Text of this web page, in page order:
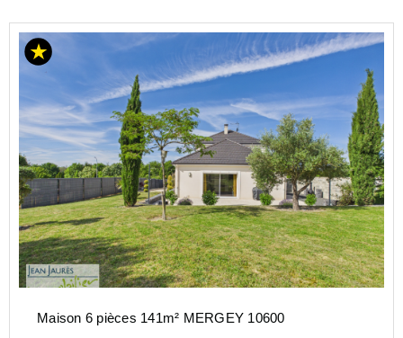
ACHAT
MAISON
AUBE
(10)
MERGEY
(10600)
Maison 6 pièces 141m² MERGEY 10600